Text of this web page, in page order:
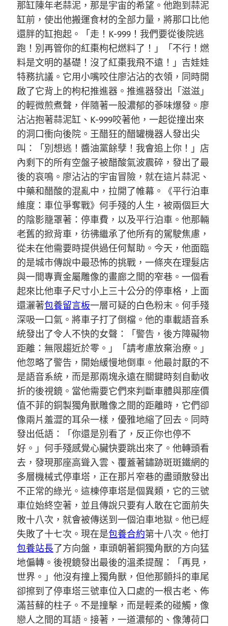
那缸陳年老蒜泥，那是宇宙的希望。他跑到蒜泥
缸前，使出他搬運食材的全部力量，將那口比他
還胖的缸抱起。「走！K-999！我們要從後院逃
跑！別再管你的紅棗枸杞燃料了！」「不行！燃
料是文明的基礎！沒了紅棗我飛不遠！」吉娃娃
特務抗議。它用小嘴咬住廖沾沾的衣領，同時開
啟了它背上的枸杞推進器。推進器發出「滋滋」
的輕微煎煮聲，伴隨著一股濃郁的蔘味爆發。廖
沾沾抱著蒜泥缸、K-999咬著他，一起從撞出來
的洞口衝向後院。王醋狂的醋罐機器人發出尖
叫：「別想逃！醬油黨餘孽！我會追上你！」店
內剩下的所有空盤子被醋酸氣波震碎，發出了最
後的哀鳴。廖沾沾的宇宙冒險，就在這片蒜泥、
中藥和醋酸的混亂中，拉開了帷幕。《平行泊車
維度：車位爭奪戰》何手殘的人生，被兩個巨大
的陰影籠罩著：停車費，以及平行泊車。他那輛
老舊的掀背車，彷彿繼承了他所有的駕駛焦慮，
從未在他需要時提供過任何幫助。今天，他面臨
的是城市傳說中最恐怖的挑戰，一條夾在理髮店
與一間專賣金屬雕像的畫廊之間的窄巷。一個看
起來比他車子尺寸小上三十公分的停車格，上面
還灑著包養留言板一層可疑的白色粉末。何手殘
深吸一口氣。將車子打了倒檔。他的車載語音系
統發出了令人不快的女聲：「警告，後方障礙物
距離：無限趨近於零。」「請考慮放棄治療。」
他忽略了警告，開始緩慢地倒車。他最討厭的不
是語音系統，而是那兩塊永遠在關鍵時刻自動收
折的後視鏡。當他需要它們來判斷車體與那座價
值不菲的銅製獨角獸雕像之間的距離時，它們卻
像兩片羞澀的耳朵一樣，優雅地縮了回去。同時
發出低語：「你還是別看了，反正你也停不
好。」何手殘感覺心臟快要跳出來了。他轉頭看
去，發現那座高聳入雲、覆蓋著鏽跡斑斑鐵網的
多層機械式停車塔，正在那片窄巷的盡頭散發出
不正常的綠光。這棟停車塔是個異類，它的三號
車位始終空著，並且傳說只要有人敢在它面前失
敗十八次，就會被傳送到一個泊車地獄。他已經
失敗了十七次。現在是包養合約第十八次。他打
包養站長了方向盤，車頭朝著銅獨角獸的方向猛
地偏轉。後視鏡發出最後的溫柔提醒：「再見，
世界。」他沒有撞上獨角獸，但他那顫抖的車尾
卻擦到了停車塔三號車位入口處的一根古老、佈
滿苔蘚的柱子。不是撞擊，而是輕柔的碰觸，像
戀人之間的耳語。接著，一道濃郁的、像薄荷口